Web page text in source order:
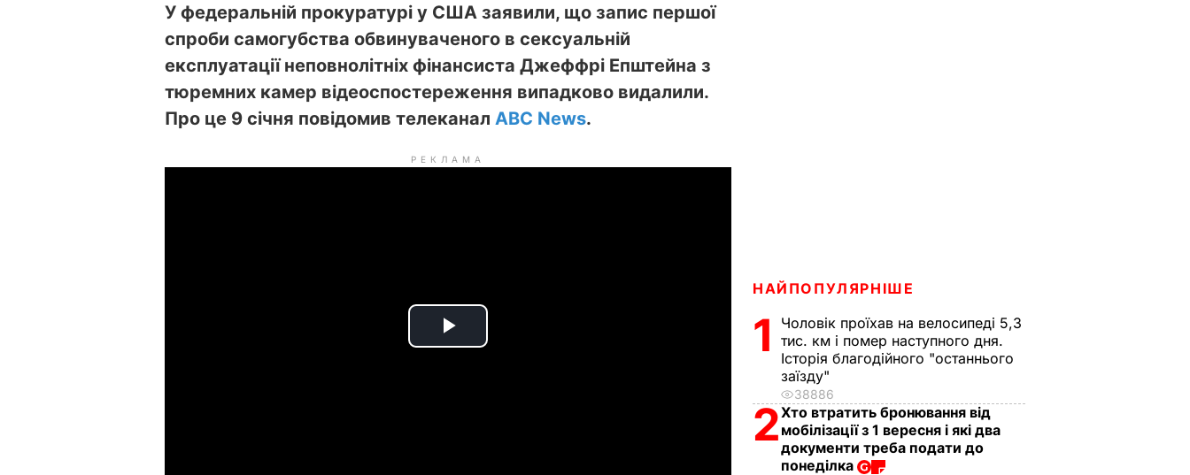
У федеральній прокуратурі у США заявили, що запис першої
спроби самогубства обвинуваченого в сексуальній
експлуатації неповнолітніх фінансиста Джеффрі Епштейна з
тюремних камер відеоспостереження випадково видалили.
Про це 9 січня повідомив телеканал ABC News.
РЕКЛАМА
P
НАЙПОПУЛЯРНІШЕ
1
Чоловік проїхав на велосипеді 5,3
тис. км і помер наступного дня.
Історія благодійного "останнього
заїзду"
38886
2Хто втратить бронювання від
мобілізації з 1 вересня і які два
документи треба подати до
понеділка